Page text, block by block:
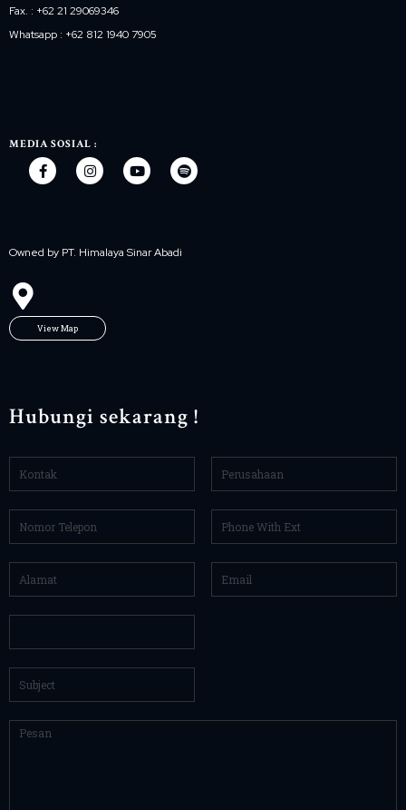
Fax. : +62 21 29069346
Whatsapp : +62 812 1940 7905
MEDIA SOSIAL :
Owned by PT. Himalaya Sinar Abadi
View Map
Hubungi sekarang !